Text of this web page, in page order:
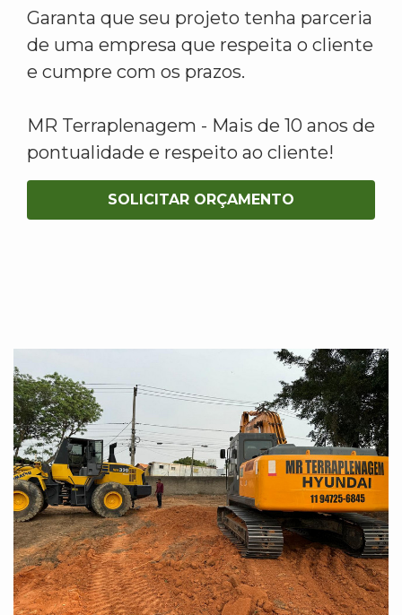
Garanta que seu projeto tenha parceria
de uma empresa que respeita o cliente
e cumpre com os prazos.
MR Terraplenagem - Mais de 10 anos de
pontualidade e respeito ao cliente!
SOLICITAR ORÇAMENTO